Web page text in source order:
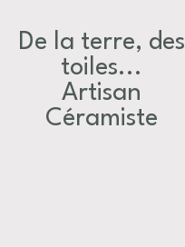
De la terre, des
toiles...​
Artisan
Céramiste